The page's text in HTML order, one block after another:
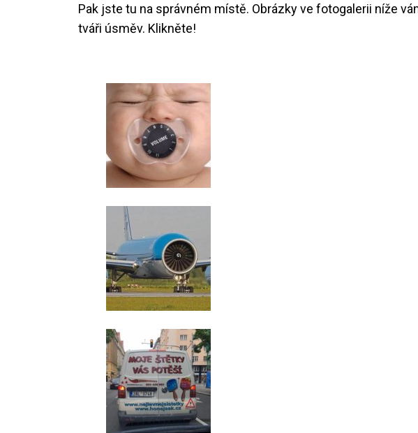
Pak jste tu na správném místě. Obrázky ve fotogalerii níže
tváři úsměv. Klikněte!